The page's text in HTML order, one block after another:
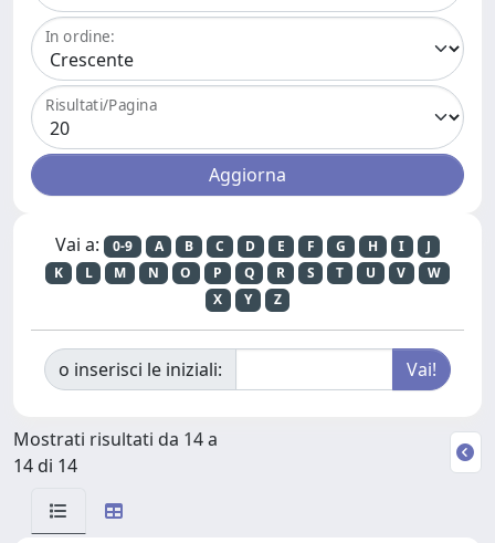
In ordine:
Risultati/Pagina
Vai a: 0-9 A B C D E F G H I
J
K
L M N O P Q R S T U V
W
X
Y Z
o inserisci le iniziali:
Mostrati risultati da 14 a
14 di 14